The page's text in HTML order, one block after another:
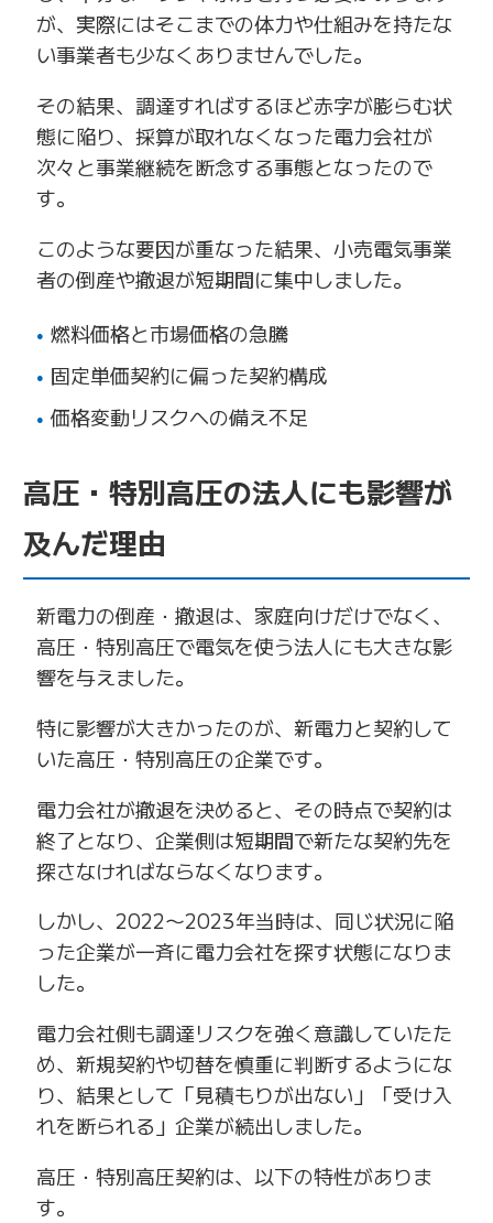
が、実際にはそこまでの体力や仕組みを持たな
い事業者も少なくありませんでした。
その結果、調達すればするほど赤字が膨らむ状
態に陥り、採算が取れなくなった電力会社が
次々と事業継続を断念する事態となったので
す。
このような要因が重なった結果、小売電気事業
者の倒産や撤退が短期間に集中しました。
燃料価格と市場価格の急騰
固定単価契約に偏った契約構成
価格変動リスクへの備え不足
高圧・特別高圧の法人にも影響が
及んだ理由
新電力の倒産・撤退は、家庭向けだけでなく、
高圧・特別高圧で電気を使う法人にも大きな影
響を与えました。
特に影響が大きかったのが、新電力と契約して
いた高圧・特別高圧の企業です。
電力会社が撤退を決めると、その時点で契約は
終了となり、企業側は短期間で新たな契約先を
探さなければならなくなります。
しかし、2022〜2023年当時は、同じ状況に陥
った企業が一斉に電力会社を探す状態になりま
した。
電力会社側も調達リスクを強く意識していたた
め、新規契約や切替を慎重に判断するようにな
り、結果として「見積もりが出ない」「受け入
れを断られる」企業が続出しました。
高圧・特別高圧契約は、以下の特性がありま
す。